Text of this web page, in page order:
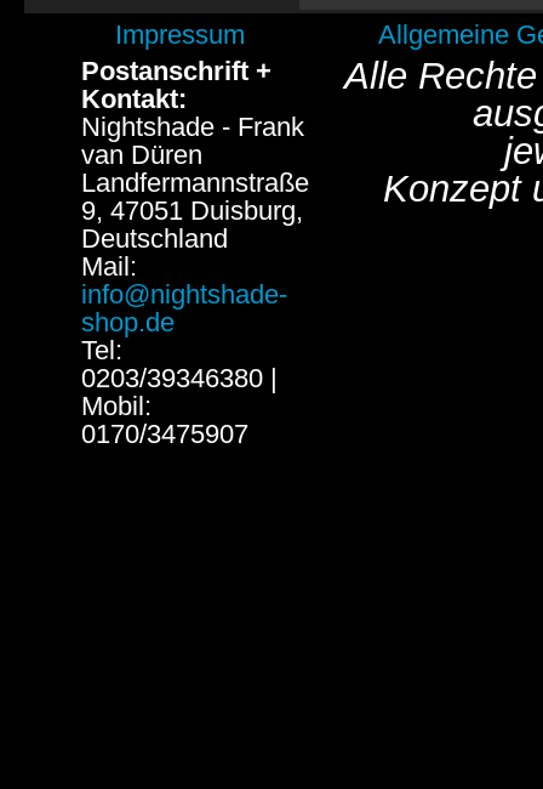
Impressum
Allgemeine
Postanschrift +
Kontakt:
Nightshade - Frank
van Düren
Landfermannstraße
9, 47051 Duisburg,
Deutschland
Mail:
info@nightshade-
shop.de
Tel:
0203/39346380 |
Mobil:
0170/3475907
Alle
Konzept